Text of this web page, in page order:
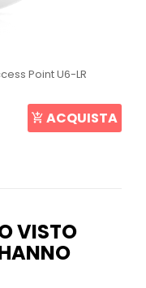
Point U6-LR
ACQUISTA
VISTO